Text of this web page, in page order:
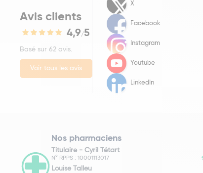
Avis clients
4,9/5
Basé sur 62 avis.
Voir tous les avis
X
Facebook
Instagram
Youtube
LinkedIn
Nos pharmaciens
Titulaire - Cyril Tétart
N° RPPS : 10001113017
Louise Talleu